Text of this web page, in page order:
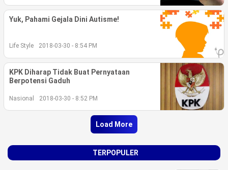
Yuk, Pahami Gejala Dini Autisme!
Life Style 2018-03-30 - 8:54 PM
KPK Diharap Tidak Buat Pernyataan
Berpotensi Gaduh
Nasional 2018-03-30 - 8:52 PM
Load More
TERPOPULER